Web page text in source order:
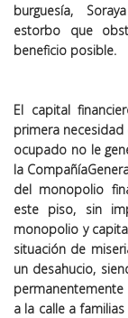
burguesía,
estorbo que
beneficio posible.
El capital
primera necesidad
ocupado no le
la Compañía
del monopolio
este piso, sin
monopolio y
situación de
un desahucio,
a la calle a